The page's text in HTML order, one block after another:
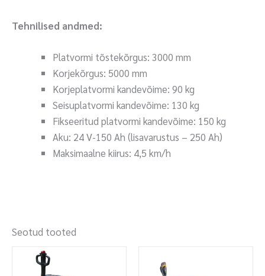
Tehnilised andmed:
Platvormi tõstekõrgus: 3000 mm
Korjekõrgus: 5000 mm
Korjeplatvormi kandevõime: 90 kg
Seisuplatvormi kandevõime: 130 kg
Fikseeritud platvormi kandevõime: 150 kg
Aku: 24 V-150 Ah (lisavarustus – 250 Ah)
Maksimaalne kiirus: 4,5 km/h
Seotud tooted